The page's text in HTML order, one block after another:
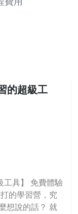
的超級工
工具】 免費體驗
的學習營，究
想說的話？ 就